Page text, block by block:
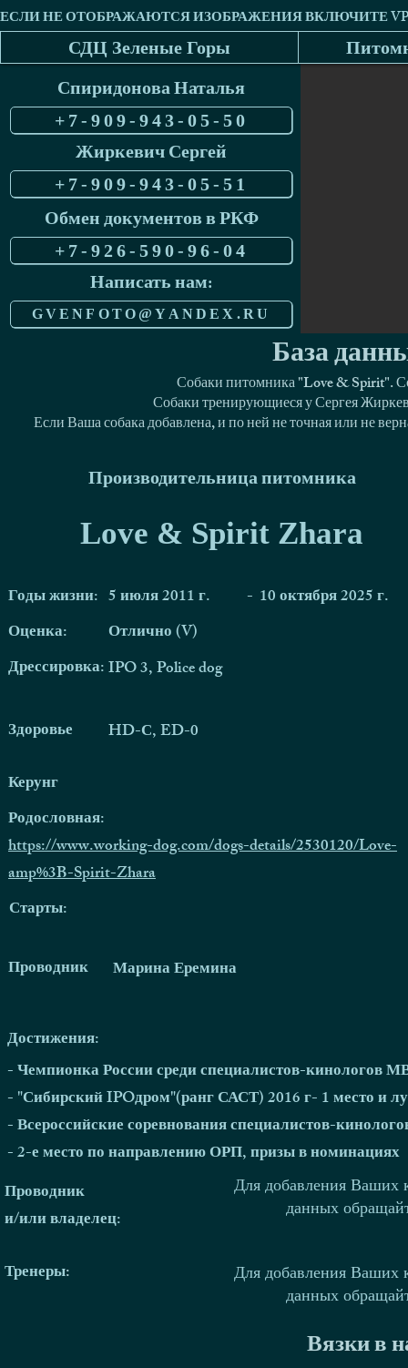
СДЦ Зеленые Горы
Спиридонова Наталья
+7-909-943-05-50
Жиркевич Сергей
+7-909-943-05-51
Обмен документов в РКФ
+7-926-590-96-04
Написать нам:
GVENFOTO@YANDEX.RU
База
Собаки питомника "Love & Spirit".
Собаки тренирующиеся у Сергея
Если Ваша собака добавлена, и по ней не точная или не
Производительница питомника
Love & Spirit Zhara
Годы жизни: 5 июля 2011 г. - 10 октября 2025 г.
Оценка:
Отлично (V)
Дрессировка:IPO 3, Police dog
Здоровье
HD-С, ED-0
Керунг
Родословная:
https://www.working-dog.com/dogs-details/2530120/Love-
amp%3B-Spirit-Zhara
Старты:
Проводник Марина Еремина
Достижения:
- Чемпионка России среди специалистов-кинологов
- "Сибирский IPOдром"(ранг САСТ) 2016 г- 1 место и
- Всероссийские соревнования специалистов-
- 2-е место по направлению ОРП, призы в номинациях
Проводник
и/или владелец:
Для добавления Ваших
данных
Тренеры:
Для добавления Ваших
данных
Вязки в